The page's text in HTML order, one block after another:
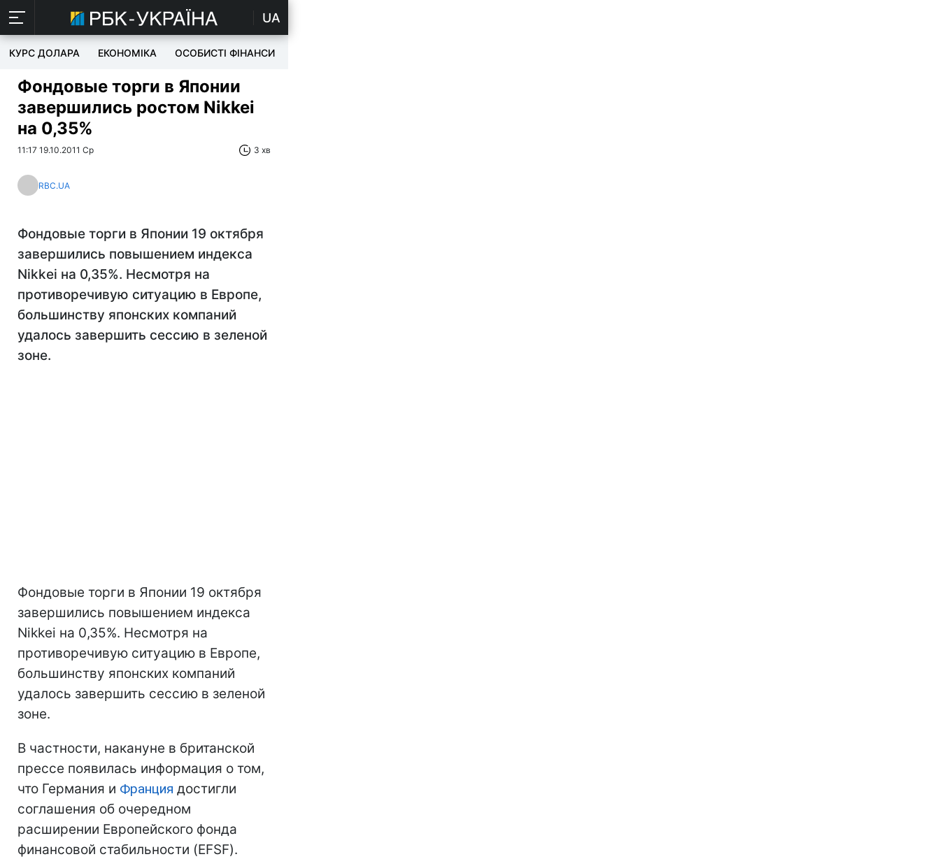
UA
КУРС ДОЛАРА ЕКОНОМІКА ОСОБИСТІ ФІНАНСИ
Фондовые торги в Японии
завершились ростом Nikkei
на 0,35%
11:17 19.10.2011 Ср 3 хв
RBC.UA
Фондовые торги в Японии 19 октября
завершились повышением индекса
Nikkei на 0,35%. Несмотря на
противоречивую ситуацию в Европе,
большинству японских компаний
удалось завершить сессию в зеленой
зоне.
Фондовые торги в Японии 19 октября
завершились повышением индекса
Nikkei на 0,35%. Несмотря на
противоречивую ситуацию в Европе,
большинству японских компаний
удалось завершить сессию в зеленой
зоне.
В частности, накануне в британской
прессе появилась информация о том,
что Германия и Франция достигли
соглашения об очередном
расширении Европейского фонда
финансовой стабильности (EFSF).